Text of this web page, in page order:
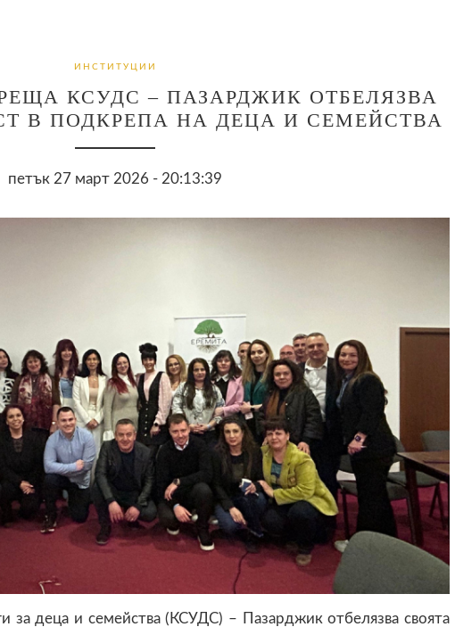
ИНСТИТУЦИИ
КСУДС – ПАЗАРДЖИК ОТБЕЛЯЗВА
В ПОДКРЕПА НА ДЕЦА И СЕМЕЙСТВА
петък 27 март 2026 - 20:13:39
за деца и семейства (КСУДС) – Пазарджик отбелязва своята